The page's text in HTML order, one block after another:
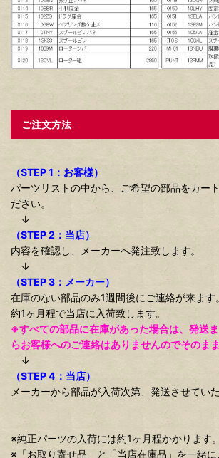
ご注文方法
（STEP 1：お客様）
パーツリストの中から、ご希望の部品をカー
ださい。
↓
（STEP 2：当店）
内容を確認し、メーカーへ発注致します。
↓
（STEP 3：メーカー）
在庫のない部品のみ1週間後にご連絡が来ま
約1ヶ月程で当店に入荷致します。
※すべての部品に在庫があった場合は、発送
らお客様へのご連絡はありませんのでそのま
↓
（STEP 4：当店）
メーカーから部品が入荷次第、発送させていた
※純正パーツの入荷には約1ヶ月程かかります。
※「お取り寄せ品」と「当店在庫品」を一緒に